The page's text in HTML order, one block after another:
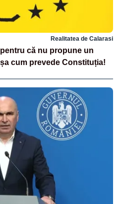
Realitatea de Calarasi
că nu propune un
cum prevede Constituția!